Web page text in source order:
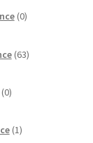
0izdelkov
63izdelkov
0izdelkov
1izdelek